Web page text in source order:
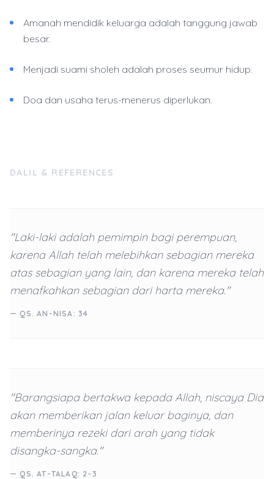
Amanah mendidik keluarga adalah tanggung jawab
besar.
Menjadi suami sholeh adalah proses seumur hidup.
Doa dan usaha terus-menerus diperlukan.
DALIL & REFERENCES
"Laki-laki adalah pemimpin bagi perempuan,
karena Allah telah melebihkan sebagian mereka
atas sebagian yang lain, dan karena mereka telah
menafkahkan sebagian dari harta mereka."
— QS. AN-NISA: 34
"Barangsiapa bertakwa kepada Allah, niscaya Dia
akan memberikan jalan keluar baginya, dan
memberinya rezeki dari arah yang tidak
disangka-sangka."
— QS. AT-TALAQ: 2-3